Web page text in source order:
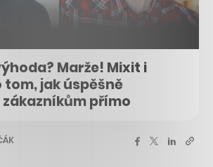
Marže! Mixit i
jak úspěšně
přímo